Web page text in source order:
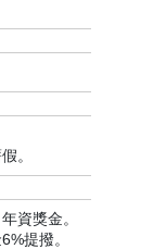
。
資獎金。
提撥。